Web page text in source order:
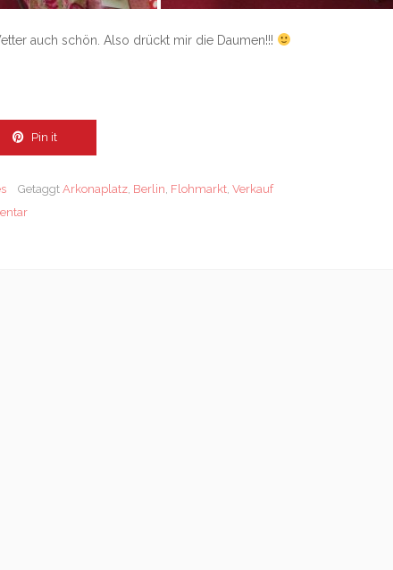
auch schön. Also drückt mir die Daumen!!!
Pin it
Getaggt Arkonaplatz, Berlin, Flohmarkt, Verkauf